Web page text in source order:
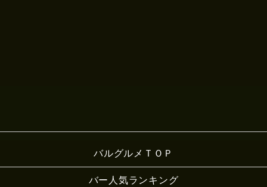
バルグルメＴＯＰ
バー人気ランキング